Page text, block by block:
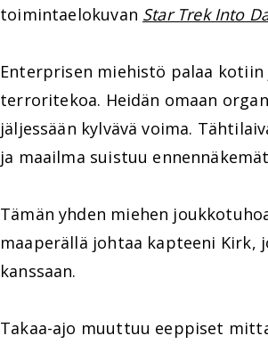
toimintaelokuvan Star Trek Into
Enterprisen miehistö palaa
terroritekoa. Heidän omaan
jäljessään kylvävä voima.
ja maailma suistuu
Tämän yhden miehen
maaperällä johtaa kapteeni Kirk,
kanssaan.
Takaa-ajo muuttuu eeppiset